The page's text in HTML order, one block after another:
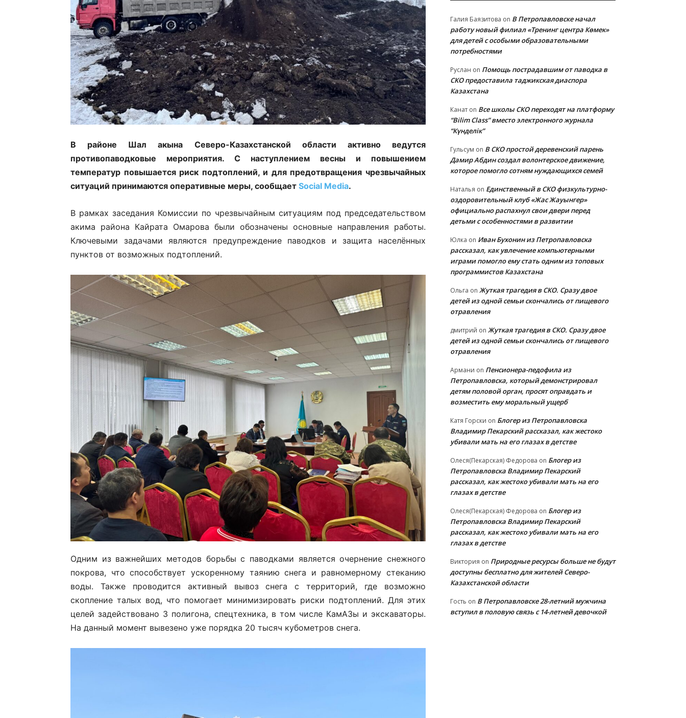
В районе Шал акына Северо-Казахстанской области активно ведутся
противопаводковые мероприятия. С наступлением весны и повышением
температур повышается риск подтоплений, и для предотвращения чрезвычайных
ситуаций принимаются оперативные меры, сообщает Social Media.
В рамках заседания Комиссии по чрезвычайным ситуациям под председательством
акима района Кайрата Омарова были обозначены основные направления работы.
Ключевыми задачами являются предупреждение паводков и защита населённых
пунктов от возможных подтоплений.
Одним из важнейших методов борьбы с паводками является очернение снежного
покрова, что способствует ускоренному таянию снега и равномерному стеканию
воды. Также проводится активный вывоз снега с территорий, где возможно
скопление талых вод, что помогает минимизировать риски подтоплений. Для этих
целей задействовано 3 полигона, спецтехника, в том числе КамАЗы и экскаваторы.
На данный момент вывезено уже порядка 20 тысяч кубометров снега.
Галия Баязитова on В Петропавловске начал
работу новый филиал «Тренинг центра Көмек»
для детей с особыми образовательными
потребностями
Руслан on Помощь пострадавшим от паводка в
СКО предоставила таджикская диаспора
Казахстана
Канат on Все школы СКО переходят на платформу
“Bilim Class” вместо электронного журнала
“Күнделік”
Гульсум on В СКО простой деревенский парень
Дамир Абдин создал волонтерское движение,
которое помогло сотням нуждающихся семей
Наталья on Единственный в СКО физкультурно-
оздоровительный клуб «Жас Жауынгер»
официально распахнул свои двери перед
детьми с особенностями в развитии
Юлка on Иван Бухонин из Петропавловска
рассказал, как увлечение компьютерными
играми помогло ему стать одним из топовых
программистов Казахстана
Ольга on Жуткая трагедия в СКО. Сразу двое
детей из одной семьи скончались от пищевого
отравления
дмитрий on Жуткая трагедия в СКО. Сразу двое
детей из одной семьи скончались от пищевого
отравления
Армани on Пенсионера-педофила из
Петропавловска, который демонстрировал
детям половой орган, просят оправдать и
возместить ему моральный ущерб
Катя Горски on Блогер из Петропавловска
Владимир Пекарский рассказал, как жестоко
убивали мать на его глазах в детстве
Олеся(Пекарская) Федорова on Блогер из
Петропавловска Владимир Пекарский
рассказал, как жестоко убивали мать на его
глазах в детстве
Олеся(Пекарская) Федорова on Блогер из
Петропавловска Владимир Пекарский
рассказал, как жестоко убивали мать на его
глазах в детстве
Виктория on Природные ресурсы больше не будут
доступны бесплатно для жителей Северо-
Казахстанской области
Гость on В Петропавловске 28-летний мужчина
вступил в половую связь с 14-летней девочкой